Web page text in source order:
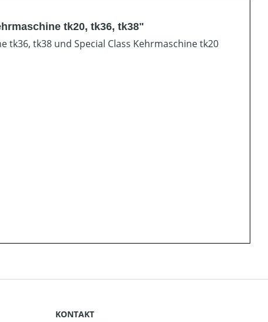
tk20, tk36, tk38"
tk36, tk38 und Special Class Kehrmaschine tk20
KONTAKT